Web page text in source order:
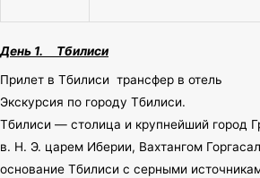
День 1. Тбилиси
Прилет в Тбилиси трансфер в отель
Экскурсия по городу Тбилиси.
Тбилиси — столица и крупнейший город
в. Н. Э. царем Иберии, Вахтангом
основание Тбилиси с серными